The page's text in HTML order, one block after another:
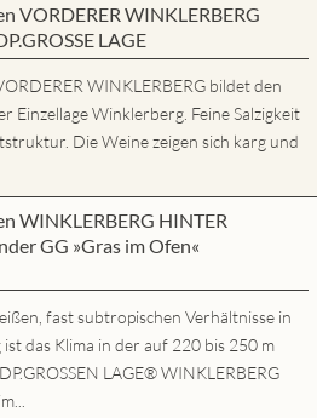
VORDERER WINKLERBERG
LAGE
WINKLERBERG bildet den
Einzellage Winklerberg. Feine Salzigkeit
Die Weine zeigen sich karg und
WINKLERBERG HINTER
GG »Gras im Ofen«
fast subtropischen Verhältnisse in
das Klima in der auf 220 bis 250 m
LAGE® WINKLERBERG